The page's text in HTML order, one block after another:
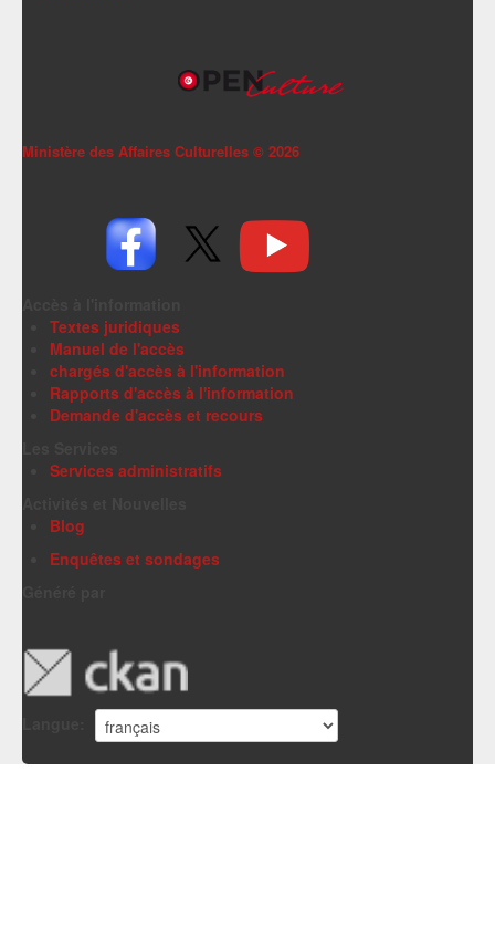
Ministère des Affaires Culturelles © 2026
Textes juridiques
Manuel de l'accès
chargés d'accès à l'information
Rapports d'accès à l'information
Demande d'accès et recours
Services administratifs
Blog
Enquêtes et sondages